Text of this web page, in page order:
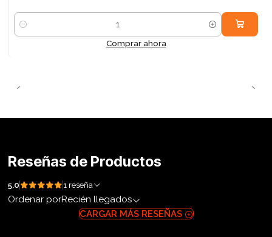
Cantidad
Comprar ahora
Reseñas de Productos
5.0 1 reseña
Ordenar porRecién llegados
CARGAR MÁS RESEÑAS